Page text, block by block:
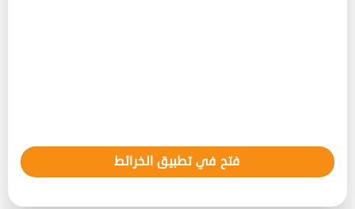
فتح في تطبيق الخرائط